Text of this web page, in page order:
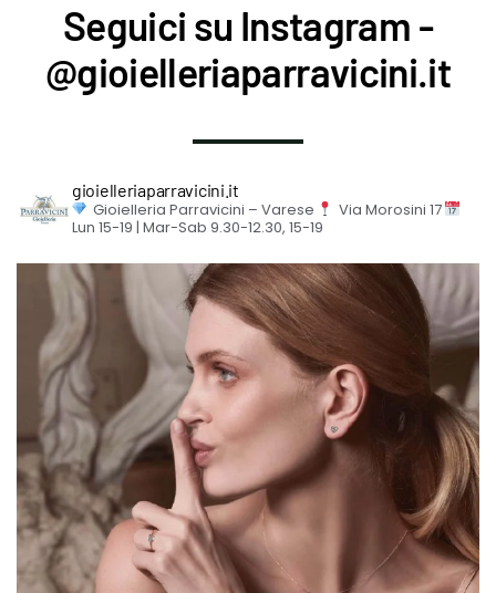
Seguici su Instagram -
@gioielleriaparravicini.it
gioielleriaparravicini.it
Gioielleria Parravicini – Varese
Via Morosini 17
Lun 15-19 | Mar-Sab 9.30-12.30, 15-19